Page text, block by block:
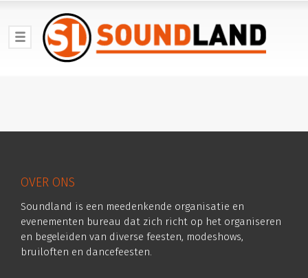
OVER ONS
Soundland is een meedenkende organisatie en
evenementen bureau dat zich richt op het organiseren
en begeleiden van diverse feesten, modeshows,
bruiloften en dancefeesten.